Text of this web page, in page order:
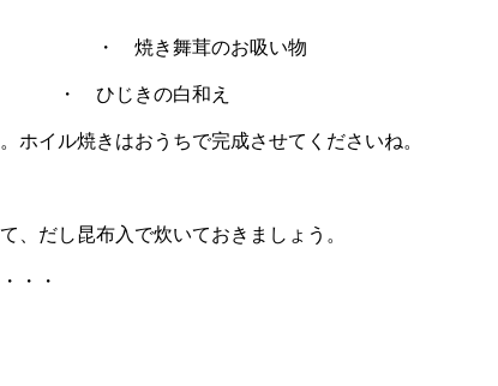
き舞茸のお吸い物
じきの白和え
イル焼きはおうちで完成させてくださいね。
、だし昆布入で炊いておきましょう。
・・